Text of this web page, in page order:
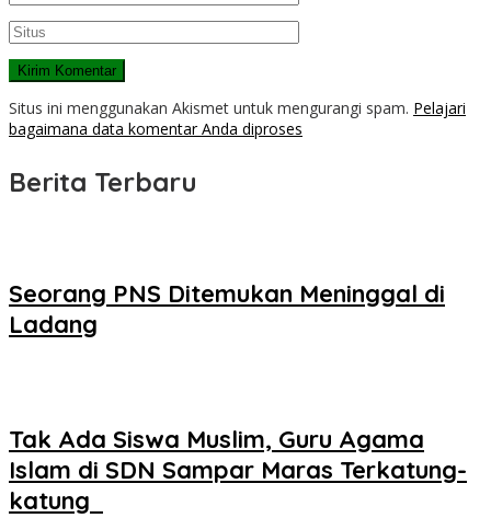
Situs ini menggunakan Akismet untuk mengurangi spam. Pelajari
bagaimana data komentar Anda diproses
Berita Terbaru
Seorang PNS Ditemukan Meninggal di
Ladang
Tak Ada Siswa Muslim, Guru Agama
Islam di SDN Sampar Maras Terkatung-
katung ‎